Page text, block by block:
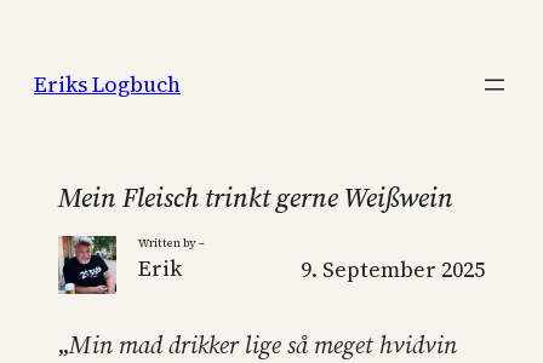
springen
Eriks Logbuch
Mein Fleisch trinkt gerne Weißwein
Written by –
Erik 9. September 2025
„Min mad drikker lige så meget hvidvin